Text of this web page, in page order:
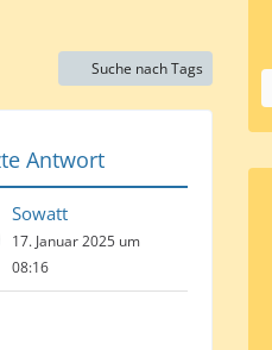
Suche nach Tags
Antwort
Sowatt
17. Januar 2025 um
08:16